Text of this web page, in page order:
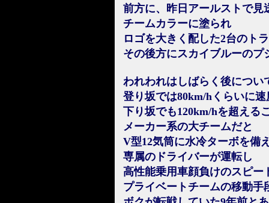
前方に、昨日アールストで見
チームカラーに塗られ
ロゴを大きく配した2台のト
その後方にスカイブルーのプ
われわれはしばらく後につい
登り坂では80km/hくらいに
下り坂でも120km/hを超える
メーカー系の大チームだと
V型12気筒に水冷ターボを備
専属のドライバーが運転し
高性能乗用車顔負けのスピー
プライベートチームの移動手